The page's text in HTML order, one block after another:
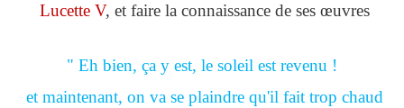
Lucette V, et faire la connaissance de ses œuvres
" Eh bien, ça y est, le soleil est revenu !
et maintenant, on va se plaindre qu'il fait trop chaud